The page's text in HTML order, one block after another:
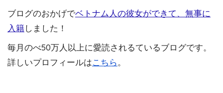
ブログのおかげでベトナム人の彼女ができて、無事に
入籍しました！
毎月のべ50万人以上に愛読されるているブログです。
詳しいプロフィールはこちら。